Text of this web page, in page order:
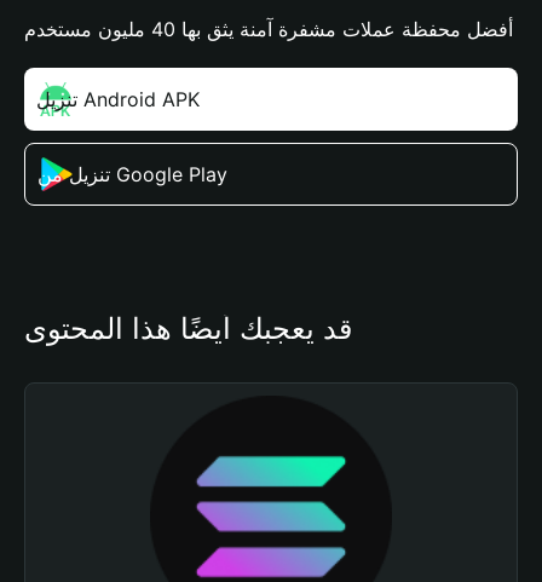
أفضل محفظة عملات مشفرة آمنة يثق بها 40 مليون مستخدم
تنزيل Android APK
تنزيل من Google Play
قد يعجبك أيضًا هذا المحتوى